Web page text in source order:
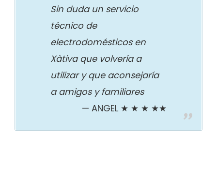
Sin duda un servicio
técnico de
electrodomésticos en
Xàtiva que volvería a
utilizar y que aconsejaría
a amigos y familiares
ANGEL ★ ★ ★ ★★